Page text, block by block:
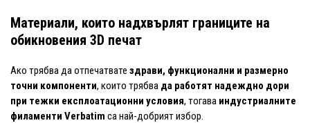
Материали, които надхвърлят границите на
обикновения 3D печат
Ако трябва да отпечатвате здрави, функционални и размерно
точни компоненти, които трябва да работят надеждно дори
при тежки експлоатационни условия, тогава индустриалните
филаменти Verbatim са най-добрият избор.